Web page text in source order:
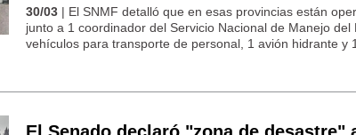
30/03 | El SNMF detalló que en esas provincias están
junto a 1 coordinador del Servicio Nacional de Manejo
vehículos para transporte de personal, 1 avión hidrante y